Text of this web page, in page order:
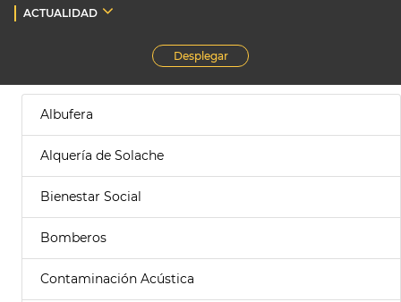
ACTUALIDAD
Desplegar
Albufera
Alquería de Solache
Bienestar Social
Bomberos
Contaminación Acústica